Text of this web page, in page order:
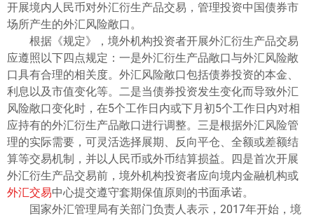
开展境内人民币对外汇衍生产品交易，管理投资中国债券市
场所产生的外汇风险敞口。
根据《规定》，境外机构投资者开展外汇衍生产品交易
应遵照以下四点规定：一是外汇衍生产品敞口与外汇风险敞
口具有合理的相关度。外汇风险敞口包括债券投资的本金、
利息以及市值变化等。二是当债券投资发生变化而导致外汇
风险敞口变化时，在5个工作日内或下月初5个工作日内对相
应持有的外汇衍生产品敞口进行调整。三是根据外汇风险管
理的实际需要，可灵活选择展期、反向平仓、全额或差额结
算等交易机制，并以人民币或外币结算损益。四是首次开展
外汇衍生产品交易前，境外机构投资者应向境内金融机构或
外汇交易中心提交遵守套期保值原则的书面承诺。
国家外汇管理局有关部门负责人表示，2017年开始，境